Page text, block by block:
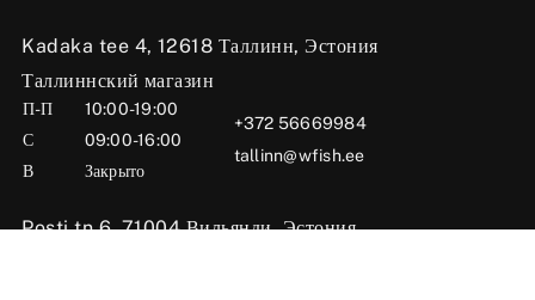
Kadaka tee 4, 12618 Таллинн, Эстония
Таллиннский магазин
П-П
10:00-19:00
С
09:00-16:00
В
Закрыто
+372 56669984
tallinn@wfish.ee
Posti tn 6, 71004 Вильянди, Эстония